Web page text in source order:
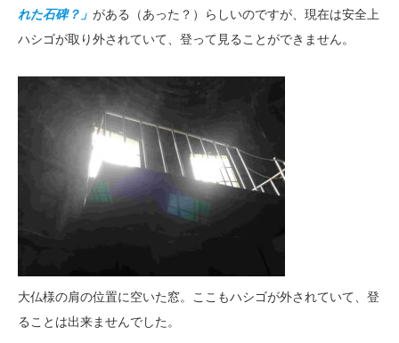
れた石碑？」 がある（あった？）らしいのですが、現在は安全上
ハシゴが取り外されていて、登って見ることができません。
大仏様の肩の位置に空いた窓。ここもハシゴが外されていて、登
ることは出来ませんでした。